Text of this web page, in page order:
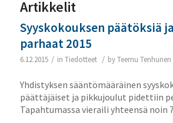
Artikkelit
Syyskokouksen päätöksiä
parhaat 2015
6.12.2015 / in Tiedotteet / byTeemu Tenhunen
Yhdistyksen sääntömääräinen
päättäjäiset ja pikkujoulut pidettiin
Tapahtumassa vieraili yhteensä noin